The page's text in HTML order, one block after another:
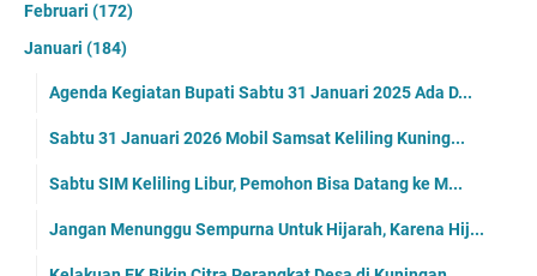
Februari (172)
Januari (184)
Agenda Kegiatan Bupati Sabtu 31 Januari 2025 Ada D...
Sabtu 31 Januari 2026 Mobil Samsat Keliling Kuning...
Sabtu SIM Keliling Libur, Pemohon Bisa Datang ke M...
Jangan Menunggu Sempurna Untuk Hijarah, Karena Hij...